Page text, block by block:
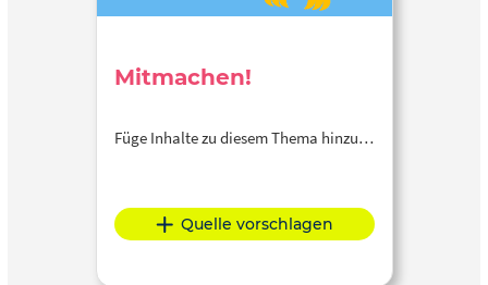
Mitmachen!
Füge Inhalte zu diesem Thema hinzu…
Quelle vorschlagen